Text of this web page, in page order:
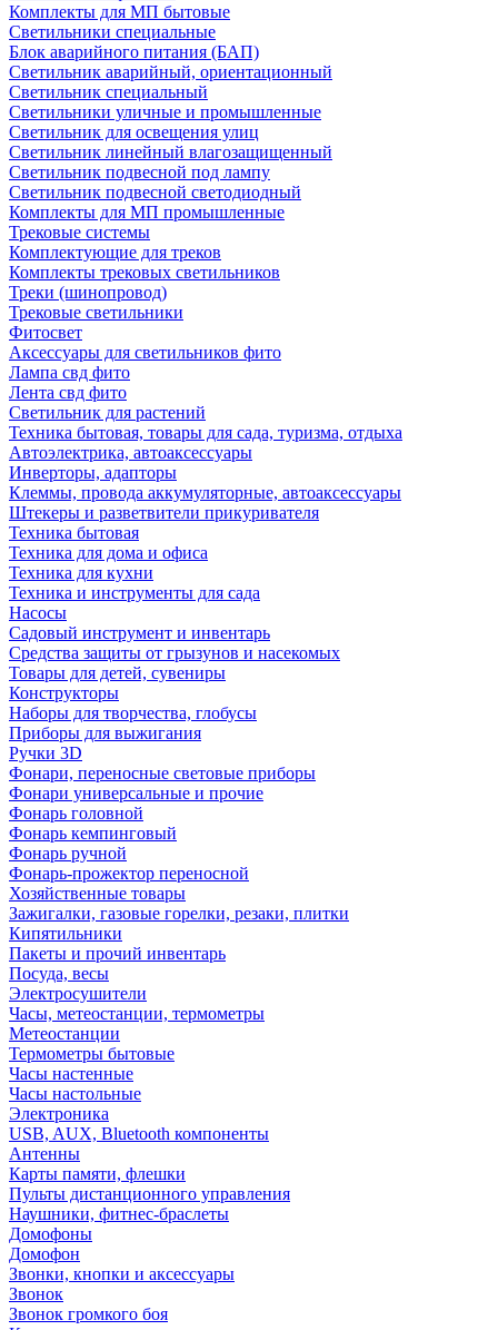
Комплекты для МП бытовые
Светильники специальные
Блок аварийного питания (БАП)
Светильник аварийный, ориентационный
Светильник специальный
Светильники уличные и промышленные
Светильник для освещения улиц
Светильник линейный влагозащищенный
Светильник подвесной под лампу
Светильник подвесной светодиодный
Комплекты для МП промышленные
Трековые системы
Комплектующие для треков
Комплекты трековых светильников
Треки (шинопровод)
Трековые светильники
Фитосвет
Аксессуары для светильников фито
Лампа свд фито
Лента свд фито
Светильник для растений
Техника бытовая, товары для сада, туризма, отдыха
Автоэлектрика, автоаксессуары
Инверторы, адапторы
Клеммы, провода аккумуляторные, автоаксессуары
Штекеры и разветвители прикуривателя
Техника бытовая
Техника для дома и офиса
Техника для кухни
Техника и инструменты для сада
Насосы
Садовый инструмент и инвентарь
Средства защиты от грызунов и насекомых
Товары для детей, сувениры
Конструкторы
Наборы для творчества, глобусы
Приборы для выжигания
Ручки 3D
Фонари, переносные световые приборы
Фонари универсальные и прочие
Фонарь головной
Фонарь кемпинговый
Фонарь ручной
Фонарь-прожектор переносной
Хозяйственные товары
Зажигалки, газовые горелки, резаки, плитки
Кипятильники
Пакеты и прочий инвентарь
Посуда, весы
Электросушители
Часы, метеостанции, термометры
Метеостанции
Термометры бытовые
Часы настенные
Часы настольные
Электроника
USB, AUX, Bluetooth компоненты
Антенны
Карты памяти, флешки
Пульты дистанционного управления
Наушники, фитнес-браслеты
Домофоны
Домофон
Звонки, кнопки и аксессуары
Звонок
Звонок громкого боя